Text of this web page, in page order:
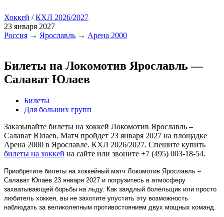
Хоккей /КХЛ 2026/2027
23 января 2027
Россия → Ярославль → Арена 2000
Билеты на Локомотив Ярославль —
Салават Юлаев
Билеты
Для больших групп
Заказывайте билеты на хоккей Локомотив Ярославль –
Салават Юлаев. Матч пройдет 23 января 2027 на площадке
Арена 2000 в Ярославле. КХЛ 2026/2027. Спешите купить
билеты на хоккей на сайте или звоните +7 (495) 003-18-54.
Приобретите билеты на хоккейный матч Локомотив Ярославль –
Салават Юлаев 23 января 2027 и погрузитесь в атмосферу
захватывающей борьбы на льду. Как заядлый болельщик или просто
любитель хоккея, вы не захотите упустить эту возможность
наблюдать за великолепным противостоянием двух мощных команд.